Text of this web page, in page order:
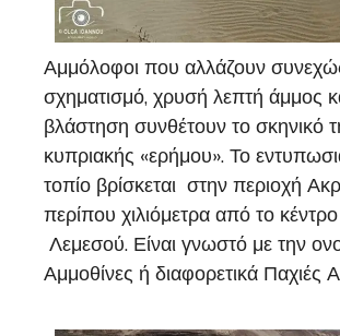
Αμμόλοφοι που αλλάζουν
σχηματισμό, χρυσή λεπτή άμμος
βλάστηση συνθέτουν το σκηνικό
κυπριακής «ερήμου». Το
τοπίο βρίσκεται στην περιοχή
περίπου χιλιόμετρα από το
Λεμεσού. Είναι γνωστό με την
Αμμοθίνες ή διαφορετικά Παχιές